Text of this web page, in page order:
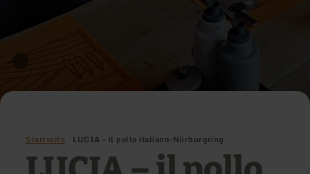
Startseite LUCIA – il pollo italiano-Nürburgring